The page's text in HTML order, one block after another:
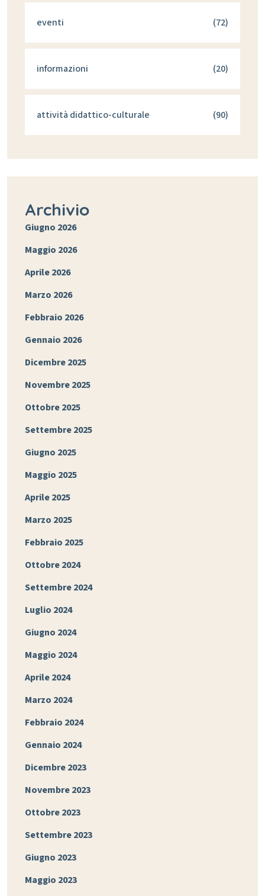
eventi (72)
informazioni (20)
attività didattico-culturale (90)
Archivio
Giugno 2026
Maggio 2026
Aprile 2026
Marzo 2026
Febbraio 2026
Gennaio 2026
Dicembre 2025
Novembre 2025
Ottobre 2025
Settembre 2025
Giugno 2025
Maggio 2025
Aprile 2025
Marzo 2025
Febbraio 2025
Ottobre 2024
Settembre 2024
Luglio 2024
Giugno 2024
Maggio 2024
Aprile 2024
Marzo 2024
Febbraio 2024
Gennaio 2024
Dicembre 2023
Novembre 2023
Ottobre 2023
Settembre 2023
Giugno 2023
Maggio 2023